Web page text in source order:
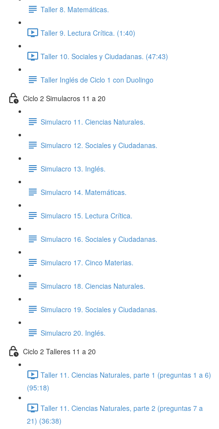
Taller 8. Matemáticas.
Taller 9. Lectura Crítica. (1:40)
Taller 10. Sociales y Ciudadanas. (47:43)
Taller Inglés de Ciclo 1 con Duolingo
Ciclo 2 Simulacros 11 a 20
Simulacro 11. Ciencias Naturales.
Simulacro 12. Sociales y Ciudadanas.
Simulacro 13. Inglés.
Simulacro 14. Matemáticas.
Simulacro 15. Lectura Crítica.
Simulacro 16. Sociales y Ciudadanas.
Simulacro 17. Cinco Materias.
Simulacro 18. Ciencias Naturales.
Simulacro 19. Sociales y Ciudadanas.
Simulacro 20. Inglés.
Ciclo 2 Talleres 11 a 20
Taller 11. Ciencias Naturales, parte 1 (preguntas 1 a 6)
(95:18)
Taller 11. Ciencias Naturales, parte 2 (preguntas 7 a
21) (36:38)